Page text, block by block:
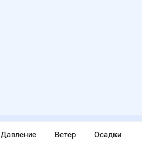
Давление Ветер Осадки